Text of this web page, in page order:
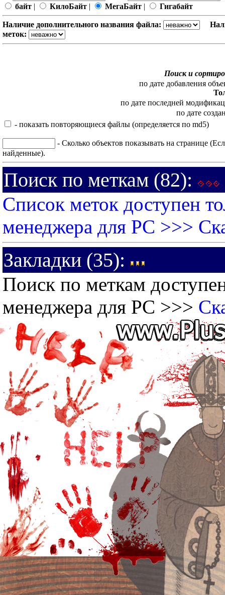
байт | КилоБайт | МегаБайт | Гигабайт
Наличие дополнительного названия файла:
меток:
Поиск и
по дате добавления
по дате последней
по дате
- показать повторяющиеся файлы (определяется по md5)
- Сколько объектов показывать на странице
найденные).
Поиск по меткам (82):
Список меток доступен
менеджера для PC >>>
Закладки (35):
Поиск по меткам
менеджера для PC >>>